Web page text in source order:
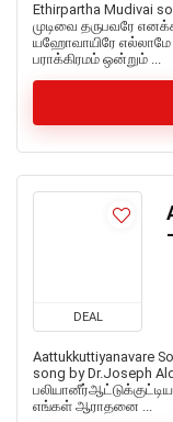
Ethirpartha Mudivai
முடிவை தருபவரே
யஹோவாயிரே எல்லாமே
பராக்கிரமம் ஒன்றும் ...
DEAL
Aattukkuttiyanavare
song by Dr.Joseph
எங்கள் ஆராதனை ...